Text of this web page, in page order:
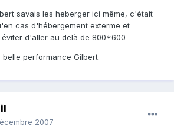
savais les heberger ici même, c'était
cas d'hébergement exterme et
d'aller au delà de 800*600
performance Gilbert.
2007